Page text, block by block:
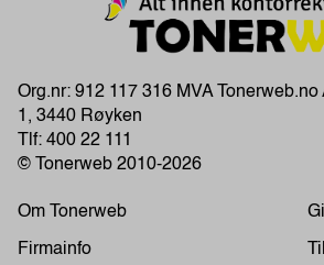
Org.nr: 912 117 316 MVA
1, 3440 Røyken
Tlf: 400 22 111
© Tonerweb 2010-2026
Om Tonerweb
Firmainfo